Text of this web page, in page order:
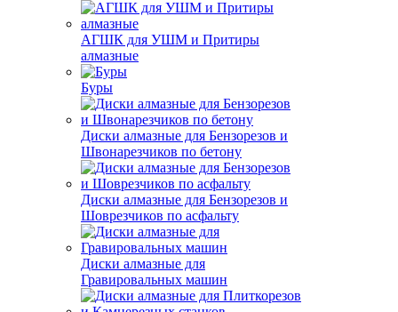
АГШК для УШМ и Притиры
алмазные
Буры
Диски алмазные для Бензорезов и
Швонарезчиков по бетону
Диски алмазные для Бензорезов и
Шоврезчиков по асфальту
Диски алмазные для
Гравировальных машин